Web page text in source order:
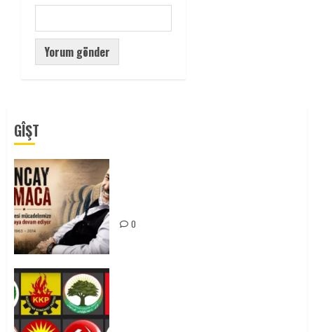
GÎŞT
0